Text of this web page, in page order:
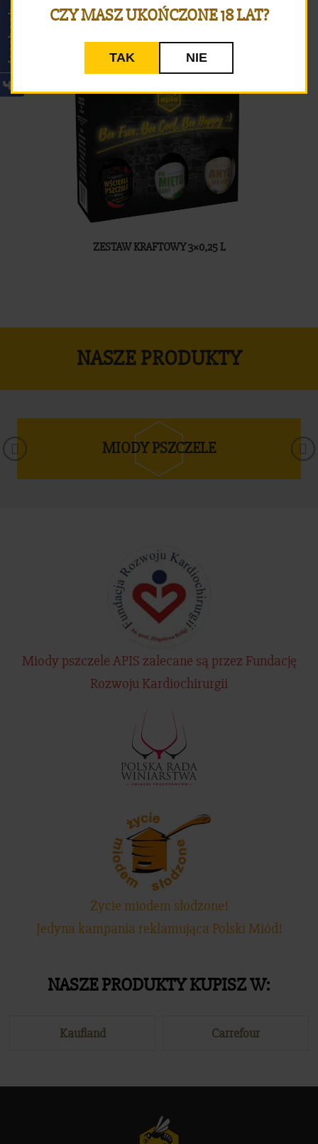
ZESTAW „JADWIGA” KARAFKA
ZESTAW KRAFTOWY 3×0,25 L
NASZE PRODUKTY
MIODY PSZCZELE
Miody pszczele APIS zalecane są przez Fundację
Rozwoju Kardiochirurgii
Życie miodem słodzone!
Jedyna kampania reklamująca Polski Miód!
NASZE PRODUKTY KUPISZ W:
Kaufland Carrefour
facebook CZY MASZ UKOŃCZONE 18 LAT?
TAK NIE